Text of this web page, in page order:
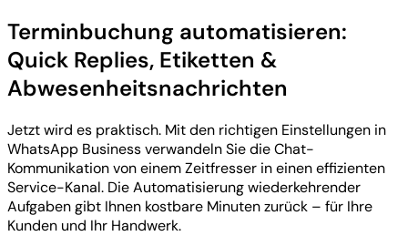
Terminbuchung automatisieren:
Quick Replies, Etiketten &
Abwesenheitsnachrichten
Jetzt wird es praktisch. Mit den richtigen Einstellungen in
WhatsApp Business verwandeln Sie die Chat-
Kommunikation von einem Zeitfresser in einen effizienten
Service-Kanal. Die Automatisierung wiederkehrender
Aufgaben gibt Ihnen kostbare Minuten zurück – für Ihre
Kunden und Ihr Handwerk.